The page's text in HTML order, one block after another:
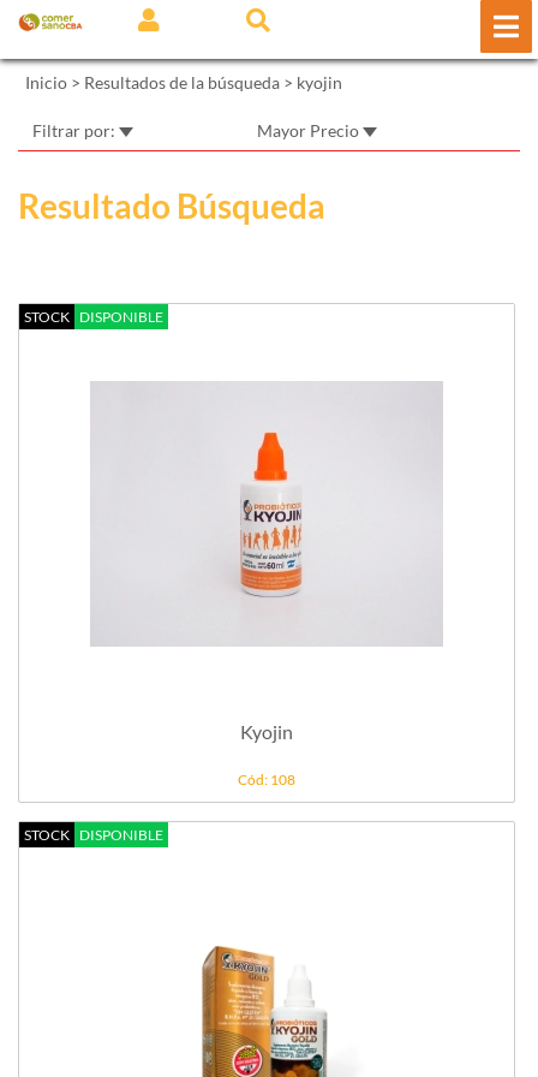
Inicio > Resultados de la búsqueda > kyojin
Filtrar por: Mayor Precio
Resultado Búsqueda
STOCK DISPONIBLE
Kyojin
Cód: 108
STOCK DISPONIBLE